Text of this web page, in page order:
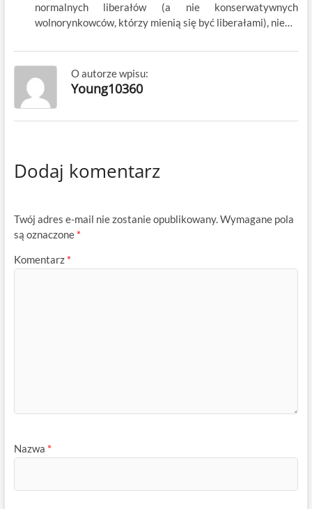
normalnych liberałów (a nie konserwatywnych
wolnorynkowców, którzy mienią się być liberałami), nie…
O autorze wpisu:
Young10360
Dodaj komentarz
Twój adres e-mail nie zostanie opublikowany.Wymagane pola
są oznaczone *
Komentarz *
Nazwa *